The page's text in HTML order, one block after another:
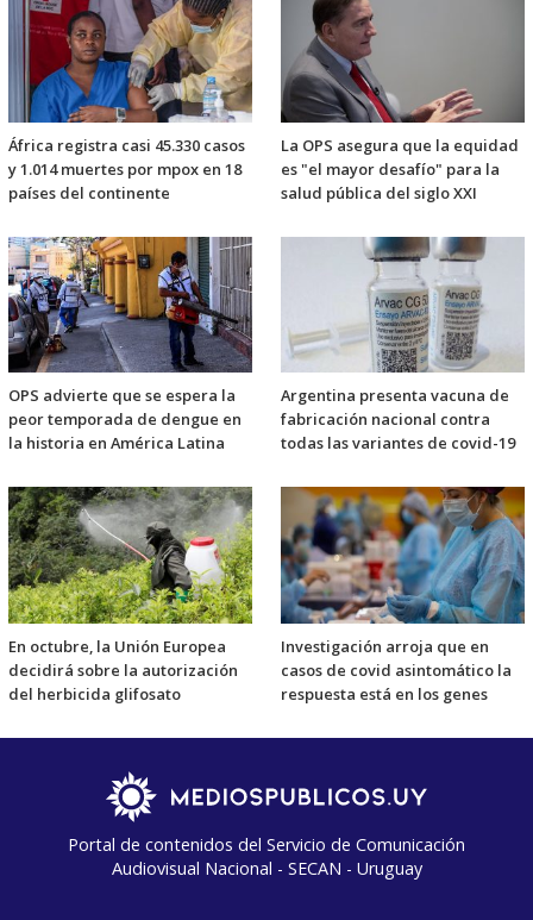
África registra casi 45.330 casos
y 1.014 muertes por mpox en 18
países del continente
La OPS asegura que la equidad
es "el mayor desafío" para la
salud pública del siglo XXI
OPS advierte que se espera la
peor temporada de dengue en
la historia en América Latina
Argentina presenta vacuna de
fabricación nacional contra
todas las variantes de covid-19
En octubre, la Unión Europea
decidirá sobre la autorización
del herbicida glifosato
Investigación arroja que en
casos de covid asintomático la
respuesta está en los genes
Portal de contenidos del Servicio de Comunicación
Audiovisual Nacional - SECAN - Uruguay